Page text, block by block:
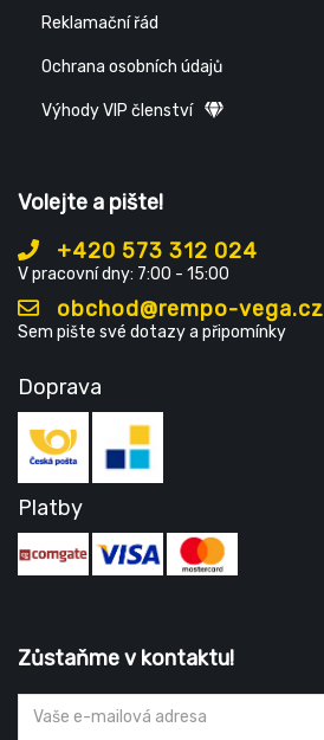
Reklamační řád
Ochrana osobních údajů
Výhody VIP členství
Volejte a pište!
+420 573 312 024
V pracovní dny: 7:00 - 15:00
obchod@rempo-vega.cz
Sem pište své dotazy a připomínky
Doprava
Platby
Zůstaňme v kontaktu!